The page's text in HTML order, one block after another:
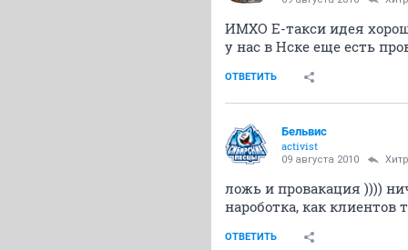
ИМХО Е-такси идея
у нас в Нске еще есть
ОТВЕТИТЬ
Бельвис
activist
09 августа 2010
ложь и провакация ))))
нароботка, как
ОТВЕТИТЬ